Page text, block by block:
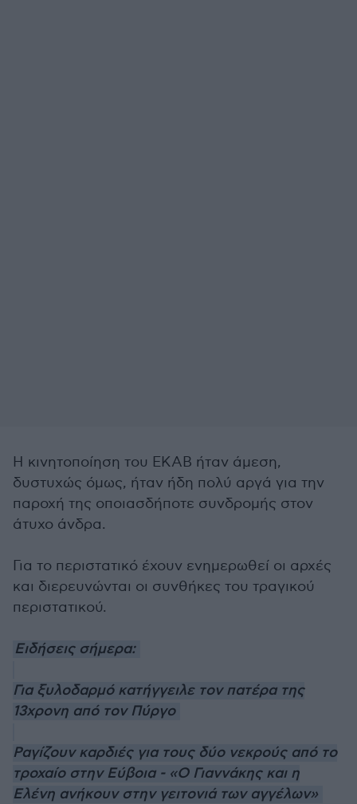
Η κινητοποίηση του ΕΚΑΒ ήταν άμεση,
δυστυχώς όμως, ήταν ήδη πολύ αργά για την
παροχή της οποιασδήποτε συνδρομής στον
άτυχο άνδρα.
Για το περιστατικό έχουν ενημερωθεί οι αρχές
και διερευνώνται οι συνθήκες του τραγικού
περιστατικού.
Ειδήσεις σήμερα:
Για ξυλοδαρμό κατήγγειλε τον πατέρα της
13χρονη από τον Πύργο
Ραγίζουν καρδιές για τους δύο νεκρούς από το
τροχαίο στην Εύβοια - «Ο Γιαννάκης και η
Ελένη ανήκουν στην γειτονιά των αγγέλων»